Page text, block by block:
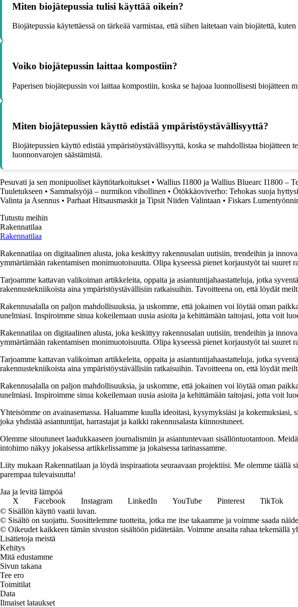
Miten biojätepussia tulisi käyttää oikein?
Biojätepussia käytettäessä on tärkeää varmistaa, että siihen laitetaan vain biojätettä,
Voiko biojätepussin laittaa kompostiin?
Paperisen biojätepussin voi laittaa kompostiin, koska se hajoaa luonnollisesti biojätteen
Miten biojätepussien käyttö edistää ympäristöystävällisyyttä?
Biojätepussien käyttö edistää ympäristöystävällisyyttä, koska se mahdollistaa
luonnonvarojen säästämistä.
Pesuvati ja sen monipuoliset käyttötarkoitukset • Wallius I1800 ja Wallius Bluearc I1800 –
Tuuletukseen • Sammalsyöjä – nurmikon vihollinen • Ötökkäoviverho: Tehokas suoja
Valinta ja Asennus • Parhaat Hitsausmaskit ja Tipsit Niiden Valintaan • Fiskars
Tutustu meihin
Rakennatilaa
Rakennatilaa
Rakennatilaa on digitaalinen alusta, joka keskittyy rakennusalan uutisiin, trendeihin ja
ymmärtämään rakentamisen monimuotoisuutta. Olipa kyseessä pienet korjaustyöt tai suuret
Tarjoamme kattavan valikoiman artikkeleita, oppaita ja asiantuntijahaastatteluja, jotka
rakennustekniikoista aina ympäristöystävällisiin ratkaisuihin. Tavoitteena on, että löydät
Rakennusalalla on paljon mahdollisuuksia, ja uskomme, että jokainen voi löytää oman
unelmiasi. Inspiroimme sinua kokeilemaan uusia asioita ja kehittämään taitojasi, jotta voit
Rakennatilaa on digitaalinen alusta, joka keskittyy rakennusalan uutisiin, trendeihin ja
ymmärtämään rakentamisen monimuotoisuutta. Olipa kyseessä pienet korjaustyöt tai suuret
Tarjoamme kattavan valikoiman artikkeleita, oppaita ja asiantuntijahaastatteluja, jotka
rakennustekniikoista aina ympäristöystävällisiin ratkaisuihin. Tavoitteena on, että löydät
Rakennusalalla on paljon mahdollisuuksia, ja uskomme, että jokainen voi löytää oman
unelmiasi. Inspiroimme sinua kokeilemaan uusia asioita ja kehittämään taitojasi, jotta voit
Yhteisömme on avainasemassa. Haluamme kuulla ideoitasi, kysymyksiäsi ja
joka yhdistää asiantuntijat, harrastajat ja kaikki rakennusalasta kiinnostuneet.
Olemme sitoutuneet laadukkaaseen journalismiin ja asiantuntevaan sisällöntuotantoon.
intohimo näkyy jokaisessa artikkelissamme ja jokaisessa tarinassamme.
Liity mukaan Rakennatilaan ja löydä inspiraatiota seuraavaan projektiisi. Me olemme täällä
parempaa tulevaisuutta!
Jaa ja levitä lämpöä
X
Facebook Instagram LinkedIn YouTube Pinterest TikTok
© Sisällön käyttö vaatii luvan.
© Sisältö on suojattu. Suosittelemme tuotteita, jotka me itse takaamme ja voimme saada
© Oikeudet kaikkeen tämän sivuston sisältöön pidätetään. Voimme ansaita rahaa
Lisätietoja meistä
Kehitys
Mitä edustamme
Sivun takana
Tee ero
Toimitilat
Data
Ilmaiset lataukset